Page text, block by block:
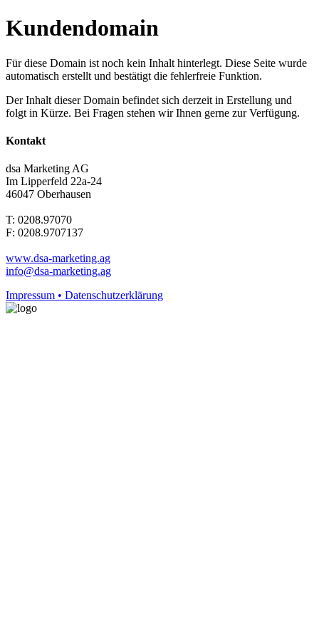
Kundendomain
Für diese Domain ist noch kein Inhalt hinterlegt. Diese Seite wurde
automatisch erstellt und bestätigt die fehlerfreie Funktion.
Der Inhalt dieser Domain befindet sich derzeit in Erstellung und
folgt in Kürze. Bei Fragen stehen wir Ihnen gerne zur Verfügung.
Kontakt
dsa Marketing AG
Im Lipperfeld 22a-24
46047 Oberhausen
T: 0208.97070
F: 0208.9707137
www.dsa-marketing.ag
info@dsa-marketing.ag
Impressum • Datenschutzerklärung